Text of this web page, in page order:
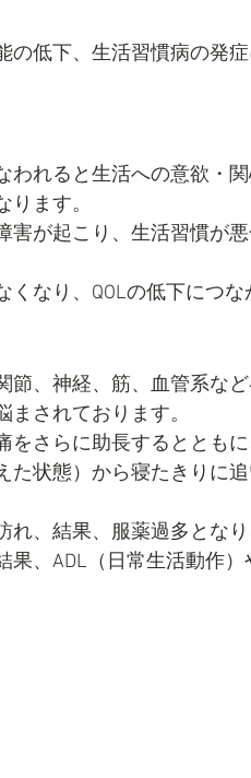
低下、生活習慣病の発症
れると生活への意欲・
ます。
害が起こり、生活習慣が
なり、QOLの低下につな
、神経、筋、血管系な
されております。
さらに助長するとともに
た状態）から寝たきりに
、結果、服薬過多とな
、ADL（日常生活動作）